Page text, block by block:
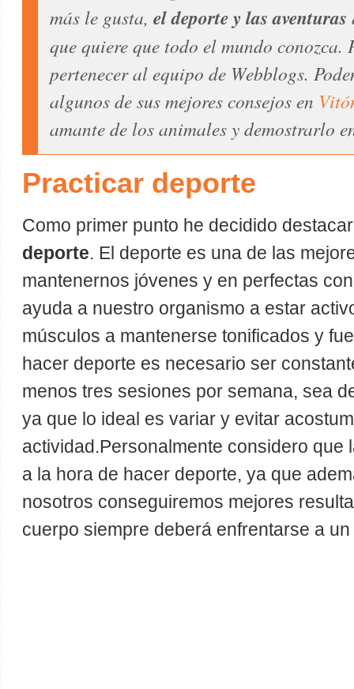
más le gusta, el deporte y las aventuras
que quiere que todo el mundo conozca.
pertenecer al equipo de Webblogs.
algunos de sus mejores consejos en
amante de los animales y demostrarlo
Practicar deporte
Como primer punto he decidido
deporte. El deporte es una de las
mantenernos jóvenes y en perfectas
ayuda a nuestro organismo a estar
músculos a mantenerse tonificados y
hacer deporte es necesario ser
menos tres sesiones por semana, sea
ya que lo ideal es variar y evitar
actividad.Personalmente considero que
a la hora de hacer deporte, ya que
nosotros conseguiremos mejores
cuerpo siempre deberá enfrentarse a